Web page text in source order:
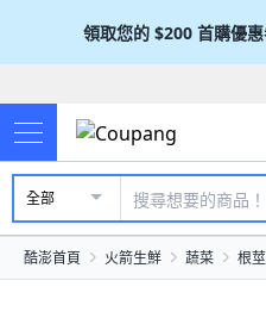
領取您的 $200 首購優
全部
酷澎首頁 火箭生鮮 蔬菜 根